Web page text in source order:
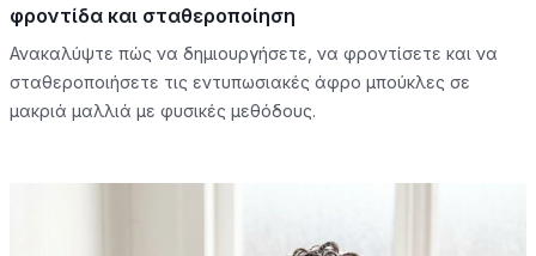
φροντίδα και σταθεροποίηση
Ανακαλύψτε πώς να δημιουργήσετε, να φροντίσετε και να
σταθεροποιήσετε τις εντυπωσιακές άφρο μπούκλες σε
μακριά μαλλιά με φυσικές μεθόδους.